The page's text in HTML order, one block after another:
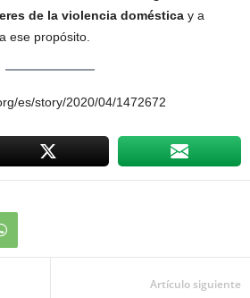
de la violencia doméstica y a
ese propósito.
es/story/2020/04/1472672
Artículo siguiente